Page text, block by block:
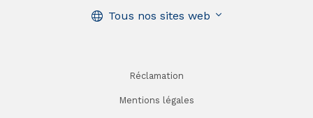
Tous nos sites web
Réclamation
Mentions légales